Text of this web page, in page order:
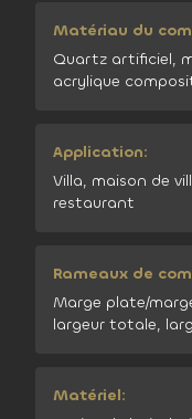
Matériau du
Quartz artificiel,
acrylique
Application:
Villa, maison de
restaurant
Rameaux de
Marge plate/
largeur totale,
Matériel: